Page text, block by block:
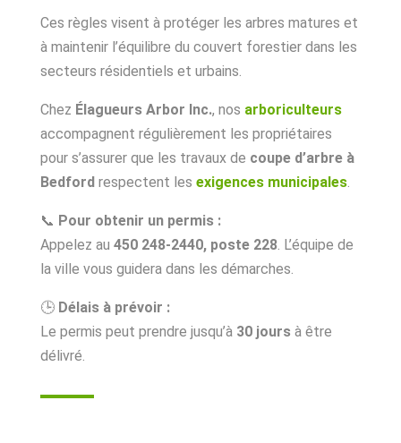
Ces règles visent à protéger les arbres matures et
à maintenir l’équilibre du couvert forestier dans les
secteurs résidentiels et urbains.
Chez Élagueurs Arbor Inc., nos arboriculteurs
accompagnent régulièrement les propriétaires
pour s’assurer que les travaux de coupe d’arbre à
Bedfordrespectent les exigences municipales.
📞 Pour obtenir un permis :
Appelez au 450 248-2440, poste 228. L’équipe de
la ville vous guidera dans les démarches.
🕒 Délais à prévoir :
Le permis peut prendre jusqu’à 30 jours à être
délivré.